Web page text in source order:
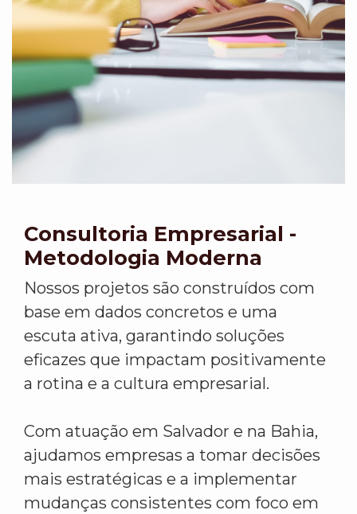
Consultoria Empresarial -
Metodologia Moderna
Nossos projetos são construídos com
base em dados concretos e uma
escuta ativa, garantindo soluções
eficazes que impactam positivamente
a rotina e a cultura empresarial.
Com atuação em Salvador e na Bahia,
ajudamos empresas a tomar decisões
mais estratégicas e a implementar
mudanças consistentes com foco em